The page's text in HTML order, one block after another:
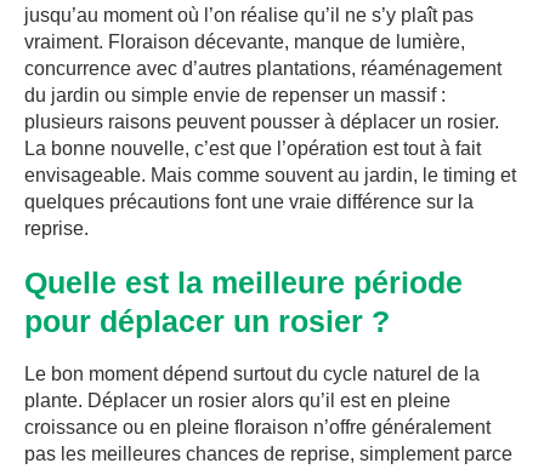
jusqu’au moment où l’on réalise qu’il ne s’y plaît pas
vraiment. Floraison décevante, manque de lumière,
concurrence avec d’autres plantations, réaménagement
du jardin ou simple envie de repenser un massif :
plusieurs raisons peuvent pousser à déplacer un rosier.
La bonne nouvelle, c’est que l’opération est tout à fait
envisageable. Mais comme souvent au jardin, le timing et
quelques précautions font une vraie différence sur la
reprise.
Quelle est la meilleure période
pour déplacer un rosier ?
Le bon moment dépend surtout du cycle naturel de la
plante. Déplacer un rosier alors qu’il est en pleine
croissance ou en pleine floraison n’offre généralement
pas les meilleures chances de reprise, simplement parce